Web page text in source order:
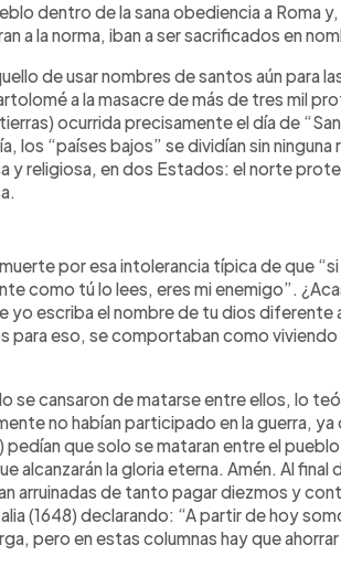
dentro de la sana obediencia a Roma
a la norma, iban a ser sacrificados en
de usar nombres de santos aún para
a la masacre de más de tres mil
ocurrida precisamente el día de
los “países bajos” se dividían sin
y religiosa, en dos Estados: el norte
por esa intolerancia típica de que
como tú lo lees, eres mi enemigo”.
yo escriba el nombre de tu dios diferente
para eso, se comportaban como viviendo
se cansaron de matarse entre ellos, lo
no habían participado en la guerra,
pedían que solo se mataran entre el
alcanzarán la gloria eterna. Amén. Al
arruinadas de tanto pagar diezmos y
(1648) declarando: “A partir de hoy
pero en estas columnas hay que